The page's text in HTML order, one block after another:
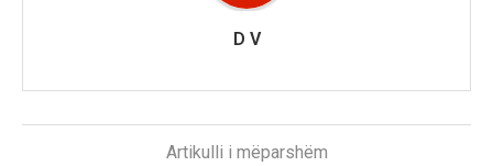
D V
Artikulli i mëparshëm